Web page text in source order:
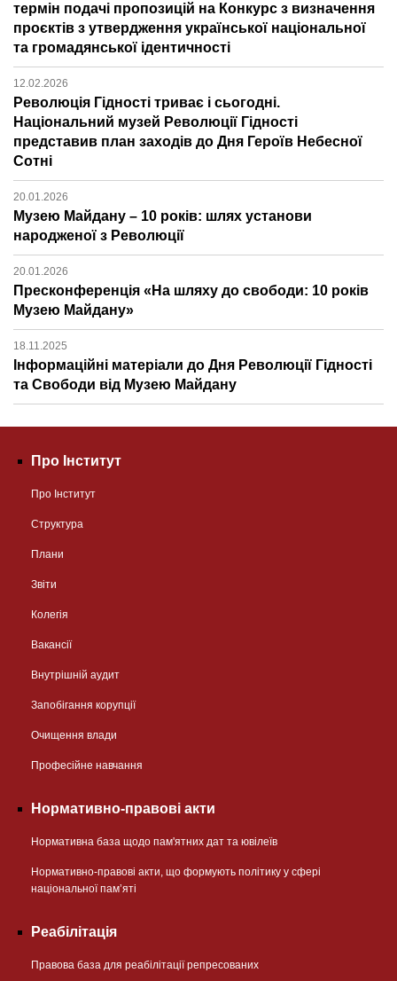
термін подачі пропозицій на Конкурс з визначення
проєктів з утвердження української національної
та громадянської ідентичності
12.02.2026
Революція Гідності триває і сьогодні.
Національний музей Революції Гідності
представив план заходів до Дня Героїв Небесної
Сотні
20.01.2026
Музею Майдану – 10 років: шлях установи
народженої з Революції
20.01.2026
Пресконференція «На шляху до свободи: 10 років
Музею Майдану»
18.11.2025
Інформаційні матеріали до Дня Революції Гідності
та Свободи від Музею Майдану
Про Інститут
Про Інститут
Структура
Плани
Звіти
Колегія
Вакансії
Внутрішній аудит
Запобігання корупції
Очищення влади
Професійне навчання
Нормативно-правові акти
Нормативна база щодо пам'ятних дат та ювілеїв
Нормативно-правові акти, що формують політику у сфері
національної памʼяті
Реабілітація
Правова база для реабілітації репресованих